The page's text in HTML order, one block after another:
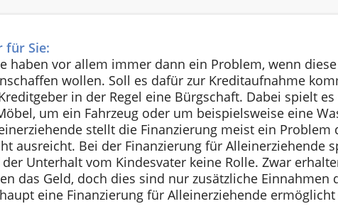
für Sie:
haben vor allem immer dann ein Problem, wenn
wollen. Soll es dafür zur Kreditaufnahme
in der Regel eine Bürgschaft. Dabei spielt es
um ein Fahrzeug oder um beispielsweise eine
stellt die Finanzierung meist ein Problem
ausreicht. Bei der Finanzierung für Alleinerziehende
Unterhalt vom Kindesvater keine Rolle. Zwar
das Geld, doch dies sind nur zusätzliche Einnahmen
eine Finanzierung für Alleinerziehende